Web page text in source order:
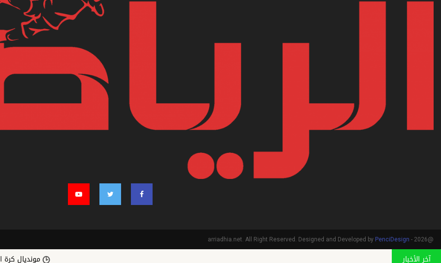
@2026 - arriadhia.net. All Right Reserved. Designed and Developed by
PenciDesign
آخر الأخبار مونديال كرة القدم...